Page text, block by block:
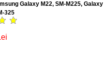
Galaxy M22, SM-M225, Galaxy
325